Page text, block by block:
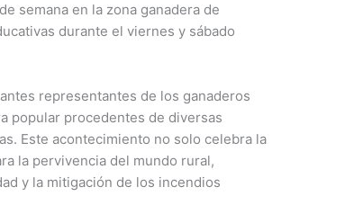
semana en la zona ganadera de
durante el viernes y sábado
representantes de los ganaderos
popular procedentes de diversas
Este acontecimiento no solo celebra la
la pervivencia del mundo rural,
y la mitigación de los incendios